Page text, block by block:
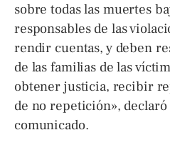
sobre todas las muertes
responsables de las
rendir cuentas, y deben
de las familias de las
obtener justicia, recibir
de no repetición»,
comunicado.